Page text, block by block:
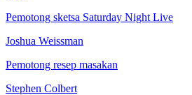
Pemotong sketsa Saturday Night Live
Joshua Weissman
Pemotong resep masakan
Stephen Colbert